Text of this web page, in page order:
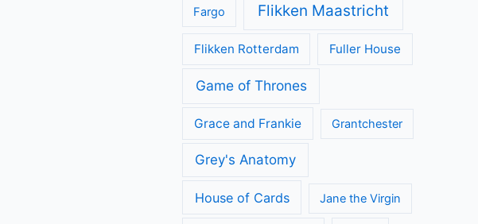
Fargo Flikken Maastricht
Flikken Rotterdam Fuller House
Game of Thrones
Grace and Frankie Grantchester
Grey's Anatomy
House of Cards Jane the Virgin